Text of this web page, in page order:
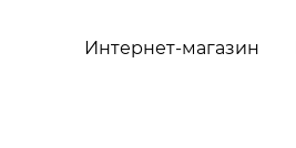
Интернет-магазин